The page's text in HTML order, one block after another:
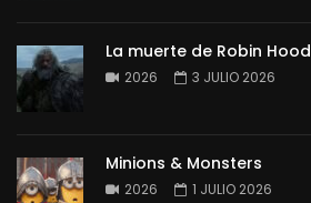
La muerte de Robin Hood
2026 3 JULIO 2026
Minions & Monsters
2026 1 JULIO 2026